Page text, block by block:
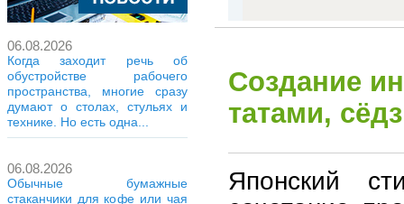
06.08.2026
Когда заходит речь об
обустройстве рабочего
пространства, многие сразу
думают о столах, стульях и
технике. Но есть одна...
06.08.2026
Обычные бумажные
стаканчики для кофе или чая
Создание
татами,
Японский